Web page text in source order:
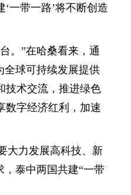
一带一路’将不断创造
。”在哈桑看来，通
全球可持续发展提供
技术交流，推进绿色
数字经济红利，加速
大力发展高科技、新
，泰中两国共建“一带